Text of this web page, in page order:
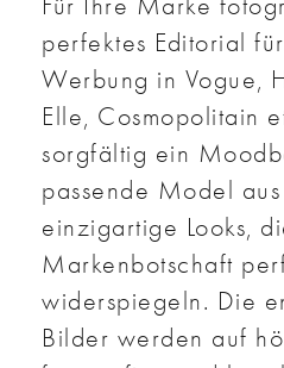
perfektes Editorial
Werbung in Vogue,
Elle, Cosmopolitain
sorgfältig ein
passende Model
einzigartige Looks,
Markenbotschaft
widerspiegeln. Die
Bilder werden auf